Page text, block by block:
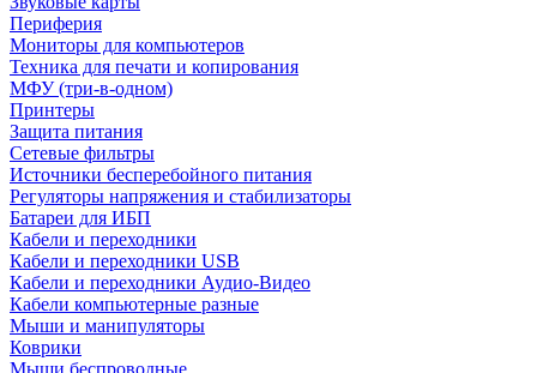
Периферия
Мониторы для компьютеров
Техника для печати и копирования
МФУ (три-в-одном)
Принтеры
Защита питания
Сетевые фильтры
Источники бесперебойного питания
Регуляторы напряжения и стабилизаторы
Батареи для ИБП
Кабели и переходники
Кабели и переходники USB
Кабели и переходники Аудио-Видео
Кабели компьютерные разные
Мыши и манипуляторы
Коврики
Мыши беспроводные